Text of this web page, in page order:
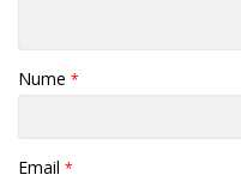
Nume *
Email *